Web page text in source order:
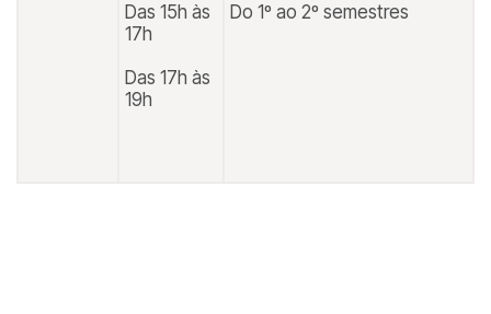
Das 15h às
17h
Das 17h às
19h
Do 1º ao 2º semestres